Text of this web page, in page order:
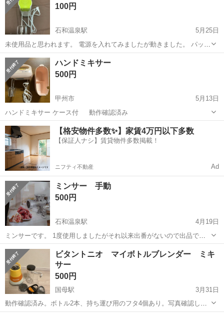
100円
石和温泉駅
5月25日
未使用品と思われます。 電源を入れてみましたが動きました。 パッケ
ージは色褪せています。 取りに来ていただける方にお譲りいたしま
す。 保証はついておりませんので、ご了承の上お申し込みください。
山梨 笛吹市 石和温泉駅
ハンドミキサー
500円
甲州市
5月13日
ハンドミキサー ケース付 動作確認済み
山梨 甲州市 キッチン家電 ハンドミキサー
【格安物件多数✨】家賃4万円以下多数
【保証人ナシ】賃貸物件多数掲載！
ニフティ不動産 Ad
ミンサー 手動
500円
石和温泉駅
4月19日
ミンサーです。 1度使用しましたがそれ以来出番がないので出品で
す。 使用後、煮沸消毒してあります。 使用品なのでご理解のある方、
よろしくお願いします。
山梨 笛吹市 石和温泉駅 キッチン家電 ミンサー
ビタントニオ マイボトルブレンダー ミキ
サー
500円
国母駅
3月31日
動作確認済み。ボトル2本、持ち運び用のフタ4個あり。写真確認して